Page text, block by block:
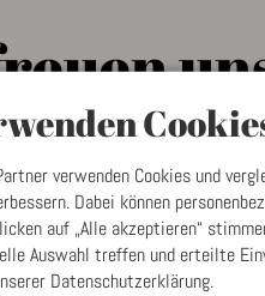
Bis
verwenden Cookies und
Dabei können
auf „Alle akzeptieren“
Auswahl treffen und erteilte
Datenschutzerklärung.